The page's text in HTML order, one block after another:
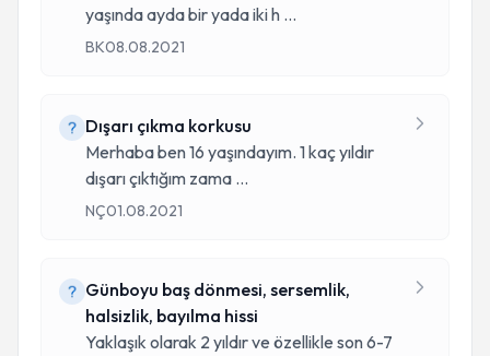
yaşında ayda bir yada iki h ...
BK08.08.2021
Dışarı çıkma korkusu
Merhaba ben 16 yaşındayım. 1 kaç yıldır
dışarı çıktığım zama ...
NÇ01.08.2021
Günboyu baş dönmesi, sersemlik,
halsizlik, bayılma hissi
Yaklaşık olarak 2 yıldır ve özellikle son 6-7